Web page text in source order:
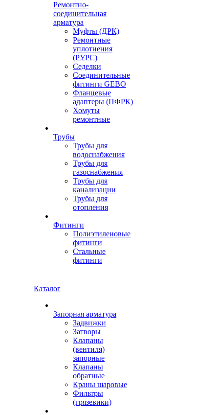
Ремонтно-
соединительная
арматура
Муфты (ДРК)
Ремонтные
уплотнения
(РУРС)
Седелки
Соединительные
фитинги GEBO
Фланцевые
адаптеры (ПФРК)
Хомуты
ремонтные
Трубы
Трубы для
водоснабжения
Трубы для
газоснабжения
Трубы для
канализации
Трубы для
отопления
Фитинги
Полиэтиленовые
фитинги
Стальные
фитинги
Каталог
Запорная арматура
Задвижки
Затворы
Клапаны
(вентиля)
запорные
Клапаны
обратные
Краны шаровые
Фильтры
(грязевики)